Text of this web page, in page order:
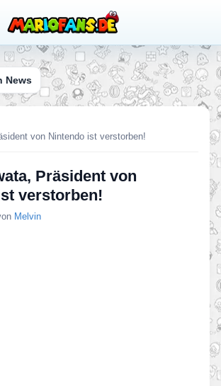
News
von Nintendo ist verstorben!
Präsident von
verstorben!
Melvin